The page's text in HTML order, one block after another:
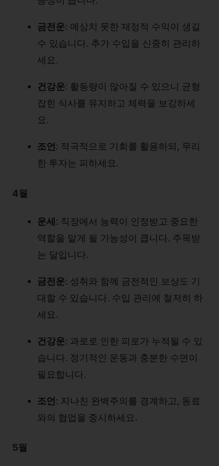
금전운: 예상치 못한 재정적 수익이 생길
수 있습니다. 추가 수입을 신중히 관리하
세요.
건강운: 활동량이 많아질 수 있으니 균형
잡힌 식사를 유지하고 체력을 보강하세
요.
조언: 적극적으로 기회를 활용하되, 무리
한 투자는 피하세요.
4월
운세: 직장에서 능력이 인정받고 중요한
역할을 맡게 될 가능성이 큽니다. 주목받
는 달입니다.
금전운: 성취와 함께 금전적인 보상도 기
대할 수 있습니다. 수입 관리에 철저히 하
세요.
건강운: 과로로 인한 피로가 누적될 수 있
습니다. 정기적인 운동과 충분한 수면이
필요합니다.
조언: 지나친 완벽주의를 경계하고, 동료
와의 협업을 중시하세요.
5월